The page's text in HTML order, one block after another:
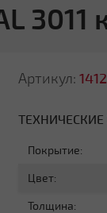
Артикул:
ТЕХНИЧЕСКИЕ
Покрытие:
Цвет:
Толщина: